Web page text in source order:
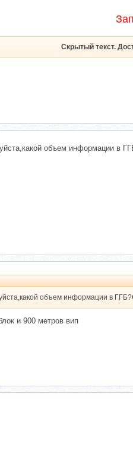
Скрытый текст.
объем информации в
объем информации в
и 900 метров вип